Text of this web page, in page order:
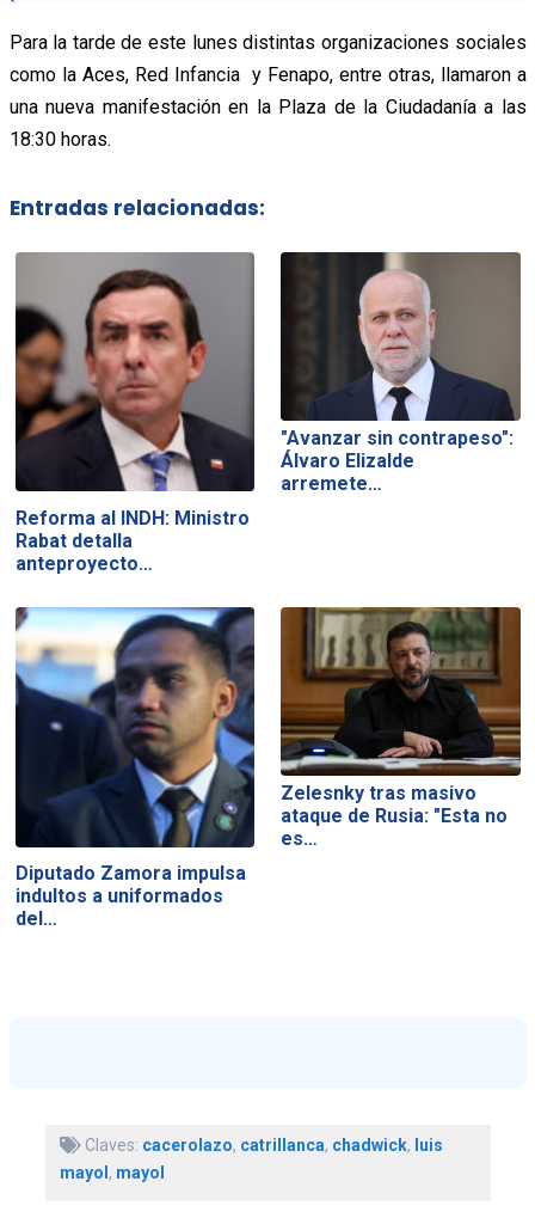
Para la tarde de este lunes distintas organizaciones sociales
como la Aces, Red Infancia y Fenapo, entre otras, llamaron a
una nueva manifestación en la Plaza de la Ciudadanía a las
18:30 horas.
Entradas relacionadas:
Reforma al INDH: Ministro
Rabat detalla
anteproyecto…
"Avanzar sin contrapeso":
Álvaro Elizalde
arremete…
Diputado Zamora impulsa
indultos a uniformados
del…
Zelesnky tras masivo
ataque de Rusia: "Esta no
es…
Claves: cacerolazo, catrillanca, chadwick, luis
mayol, mayol